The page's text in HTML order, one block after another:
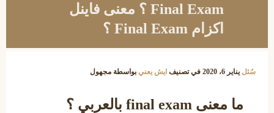
Final Exam ؟ معنى فاينل
اكزام Final Exam ؟
سُئل يناير 6، 2020 في تصنيف ايش يعني بواسطة مجهول
ما معنى final exam بالعربي ؟